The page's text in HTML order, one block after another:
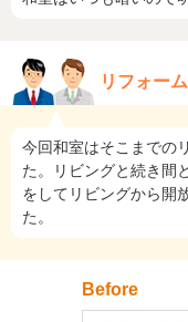
リフォー
今回和室はそこまでの
た。リビングと続き間
をしてリビングから開
た。
Before